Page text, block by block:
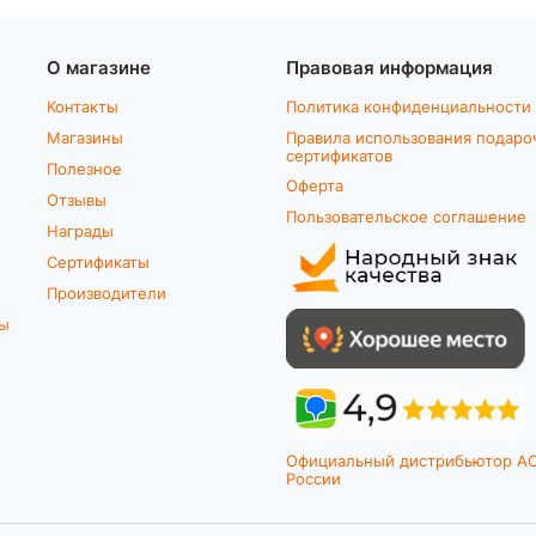
О магазине
Контакты
Магазины
Полезное
Отзывы
Награды
Сертификаты
Производители
Правовая информация
Политика конфиденциальности
Правила использования
сертификатов
Оферта
Пользовательское соглашение
Официальный дистрибьютор
России